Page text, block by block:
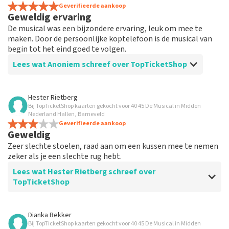
Geverifieerde aankoop
Geweldig ervaring
De musical was een bijzondere ervaring, leuk om mee te
maken. Door de persoonlijke koptelefoon is de musical van
begin tot het eind goed te volgen.
Lees wat Anoniem schreef over TopTicketShop
Beoordeling van Anoniem over
Prima
Ik heb eigenlijk niet veel te vertellen, want alles was
gewoon goed geregeld.
Hester Rietberg
Bij TopTicketShop kaarten gekocht voor 40 45 De Musical in Midden
Nederland Hallen, Barneveld
Geverifieerde aankoop
Geweldig
Zeer slechte stoelen, raad aan om een kussen mee te nemen
zeker als je een slechte rug hebt.
Lees wat Hester Rietberg schreef over
TopTicketShop
Beoordeling van Hester Rietberg over
Dianka Bekker
Bij TopTicketShop kaarten gekocht voor 40 45 De Musical in Midden